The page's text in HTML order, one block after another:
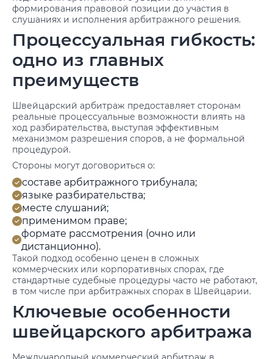
формирования правовой позиции до участия в
слушаниях и исполнения арбитражного решения.
Процессуальная гибкость:
одно из главных
преимуществ
Швейцарский арбитраж предоставляет сторонам
реальные процессуальные возможности влиять на
ход разбирательства, выступая эффективным
механизмом разрешения споров, а не формальной
процедурой.
Стороны могут договориться о:
составе арбитражного трибунала;
языке разбирательства;
месте слушаний;
применимом праве;
формате рассмотрения (очно или
дистанционно).
Такой подход особенно ценен в сложных
коммерческих или корпоративных спорах, где
стандартные судебные процедуры часто не работают,
в том числе при арбитражных спорах в Швейцарии.
Ключевые особенности
швейцарского арбитража